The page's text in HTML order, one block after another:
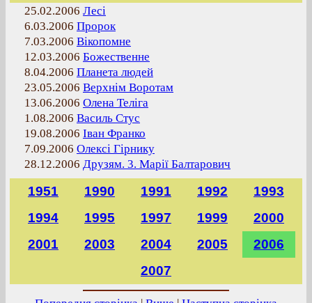
25.02.2006 Лесі
6.03.2006 Пророк
7.03.2006 Вікопомне
12.03.2006 Божественне
8.04.2006 Планета людей
23.05.2006 Верхнім Воротам
13.06.2006 Олена Теліга
1.08.2006 Василь Стус
19.08.2006 Іван Франко
7.09.2006 Олексі Гірнику
28.12.2006 Друзям. 3. Марії Балтарович
1951 1990 1991 1992
1993
1994
1995 1997 1999
2000
2001
2003 2004 2005
2006
2007